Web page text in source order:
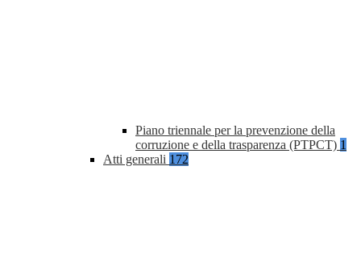
Piano triennale per la prevenzione della
corruzione e della trasparenza (PTPCT) 1
Atti generali 172